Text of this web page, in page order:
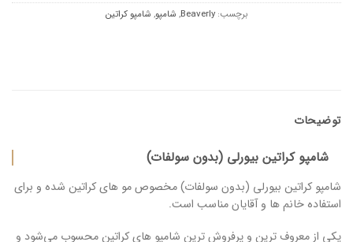
برچسب:Beaverly
, شامپو, شامپو کراتین
توضیحات
شامپو کراتین بیورلی (بدون سولفات)
شامپو کراتین بیورلی (بدون سولفات) مخصوص مو های کراتین شده و برای
استفاده خانم ها و آقایان مناسب است.
یکی از معروف ترین و پرفروش ترین شامپو های کراتین محسوب می‌شود و